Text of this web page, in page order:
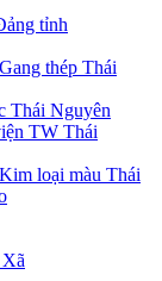
tỉnh
thép Thái
Thái Nguyên
TW Thái
loại màu Thái